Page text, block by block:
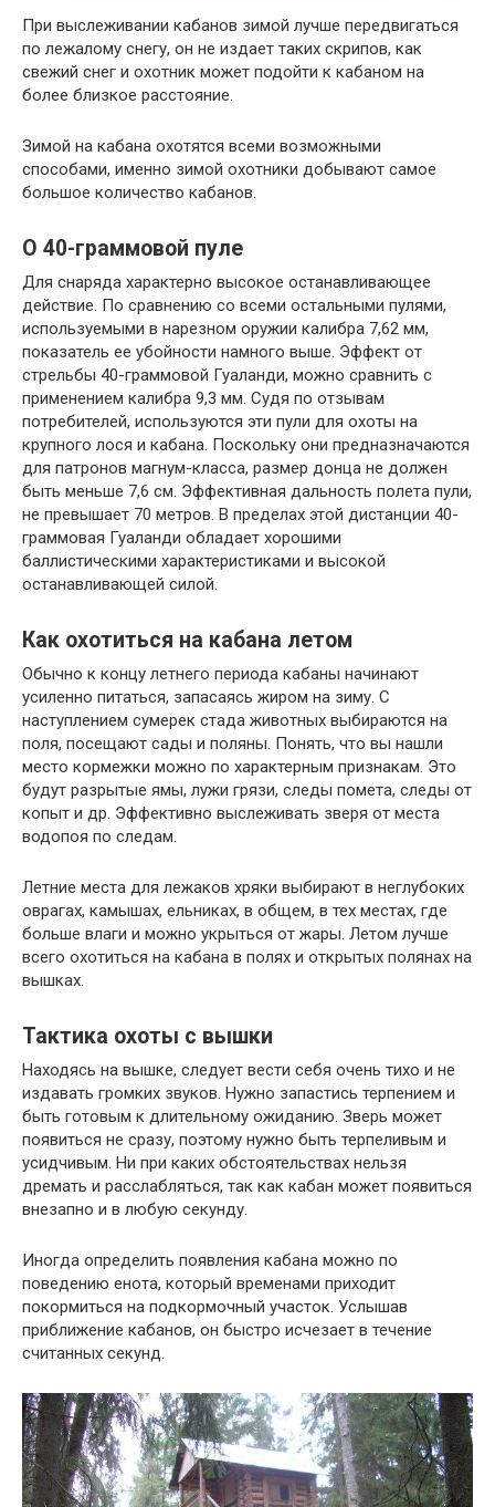
При выслеживании кабанов зимой лучше передвигаться
по лежалому снегу, он не издает таких скрипов, как
свежий снег и охотник может подойти к кабаном на
более близкое расстояние.
Зимой на кабана охотятся всеми возможными
способами, именно зимой охотники добывают самое
большое количество кабанов.
О 40-граммовой пуле
Для снаряда характерно высокое останавливающее
действие. По сравнению со всеми остальными пулями,
используемыми в нарезном оружии калибра 7,62 мм,
показатель ее убойности намного выше. Эффект от
стрельбы 40-граммовой Гуаланди, можно сравнить с
применением калибра 9,3 мм. Судя по отзывам
потребителей, используются эти пули для охоты на
крупного лося и кабана. Поскольку они предназначаются
для патронов магнум-класса, размер донца не должен
быть меньше 7,6 см. Эффективная дальность полета пули,
не превышает 70 метров. В пределах этой дистанции 40-
граммовая Гуаланди обладает хорошими
баллистическими характеристиками и высокой
останавливающей силой.
Как охотиться на кабана летом
Обычно к концу летнего периода кабаны начинают
усиленно питаться, запасаясь жиром на зиму. С
наступлением сумерек стада животных выбираются на
поля, посещают сады и поляны. Понять, что вы нашли
место кормежки можно по характерным признакам. Это
будут разрытые ямы, лужи грязи, следы помета, следы от
копыт и др. Эффективно выслеживать зверя от места
водопоя по следам.
Летние места для лежаков хряки выбирают в неглубоких
оврагах, камышах, ельниках, в общем, в тех местах, где
больше влаги и можно укрыться от жары. Летом лучше
всего охотиться на кабана в полях и открытых полянах на
вышках.
Тактика охоты с вышки
Находясь на вышке, следует вести себя очень тихо и не
издавать громких звуков. Нужно запастись терпением и
быть готовым к длительному ожиданию. Зверь может
появиться не сразу, поэтому нужно быть терпеливым и
усидчивым. Ни при каких обстоятельствах нельзя
дремать и расслабляться, так как кабан может появиться
внезапно и в любую секунду.
Иногда определить появления кабана можно по
поведению енота, который временами приходит
покормиться на подкормочный участок. Услышав
приближение кабанов, он быстро исчезает в течение
считанных секунд.